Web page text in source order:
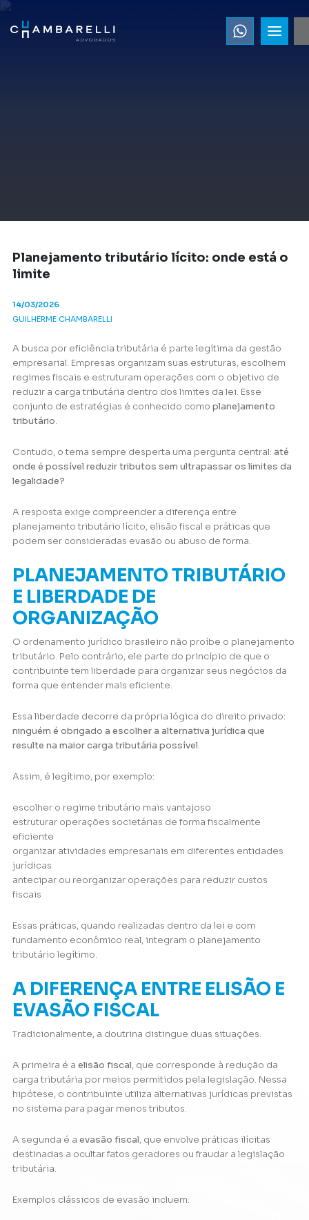
Planejamento tributário lícito: onde está o
limite
14/03/2026
GUILHERME CHAMBARELLI
A busca por eficiência tributária é parte legítima da gestão
empresarial. Empresas organizam suas estruturas, escolhem
regimes fiscais e estruturam operações com o objetivo de
reduzir a carga tributária dentro dos limites da lei. Esse
conjunto de estratégias é conhecido como planejamento
tributário.
Contudo, o tema sempre desperta uma pergunta central: até
onde é possível reduzir tributos sem ultrapassar os limites da
legalidade?
A resposta exige compreender a diferença entre
planejamento tributário lícito, elisão fiscal e práticas que
podem ser consideradas evasão ou abuso de forma.
PLANEJAMENTO TRIBUTÁRIO
E LIBERDADE DE
ORGANIZAÇÃO
O ordenamento jurídico brasileiro não proíbe o planejamento
tributário. Pelo contrário, ele parte do princípio de que o
contribuinte tem liberdade para organizar seus negócios da
forma que entender mais eficiente.
Essa liberdade decorre da própria lógica do direito privado:
ninguém é obrigado a escolher a alternativa jurídica que
resulte na maior carga tributária possível.
Assim, é legítimo, por exemplo:
escolher o regime tributário mais vantajoso
estruturar operações societárias de forma fiscalmente
eficiente
organizar atividades empresariais em diferentes entidades
jurídicas
antecipar ou reorganizar operações para reduzir custos
fiscais
Essas práticas, quando realizadas dentro da lei e com
fundamento econômico real, integram o planejamento
tributário legítimo.
A DIFERENÇA ENTRE ELISÃO E
EVASÃO FISCAL
Tradicionalmente, a doutrina distingue duas situações.
A primeira é a elisão fiscal, que corresponde à redução da
carga tributária por meios permitidos pela legislação. Nessa
hipótese, o contribuinte utiliza alternativas jurídicas previstas
no sistema para pagar menos tributos.
A segunda é a evasão fiscal, que envolve práticas ilícitas
destinadas a ocultar fatos geradores ou fraudar a legislação
tributária.
Exemplos clássicos de evasão incluem: